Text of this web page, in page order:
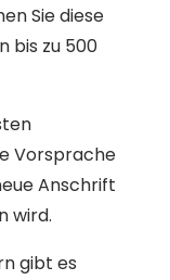
Sie diese
bis zu 500
Vorsprache
Anschrift
wird.
gibt es